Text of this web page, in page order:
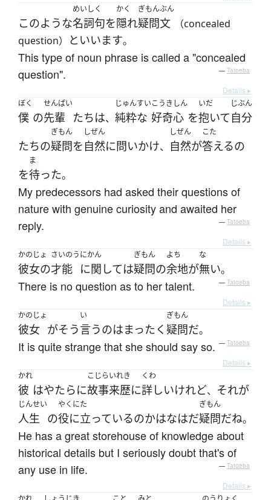
このような
めいしく
名詞句を
かく
隠れ
ぎもんぶん
疑問文
（concealed
question）
といいます。
This type of noun phrase is called a "concealed
question".
— Tatoeba
Details ▸
ぼく
僕 の
せんぱい
先輩 たちは、
じゅんすい
純粋な
こうきしん
好奇心 を
いだ
抱いて
じぶん
自分
たちの
ぎもん
疑問を
しぜん
自然に問いかけ、
しぜん
自然が
こた
答えるの
を
ま
待った。
My predecessors had asked their questions of
nature with genuine curiosity and awaited her
reply.
— Tatoeba
Details ▸
かのじょ
彼女の
さいのう
才能
にかん
に関しては
ぎもん
疑問の
よち
余地が
な
無い。
There is no question as to her talent. — Tatoeba
Details ▸
かのじょ
彼女 がそう
い
言うのはまったく
ぎもん
疑問だ。
It is quite strange that she should say so. — Tatoeba
Details ▸
かれ
彼 はやたらに
こじらいれき
故事来歴に
くわ
詳しいけれど、 それが
じんせい
人生 の
やくにた
役に立っているのかはなはだ
ぎもん
疑問だね。
He has a great storehouse of knowledge about
historical details but I seriously doubt that's of
any use in life.
— Tatoeba
Details ▸